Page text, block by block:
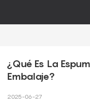
¿Qué Es La
Embalaje?
2025-06-27